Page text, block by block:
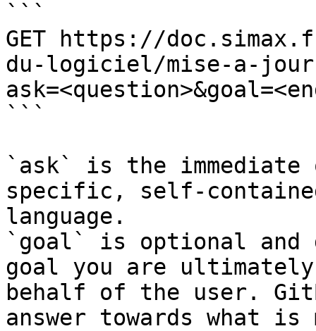
```
GET https://
du-logiciel/mise-a-
```
`ask` is the
specific, self-
language.
`goal` is optional and
goal you are
behalf of the user.
answer towards what